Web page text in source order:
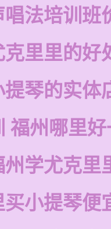
法培训班
克里里的好
琴的实体
福州哪里
州学尤克里
小提琴便